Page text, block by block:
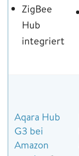
ZigBee
Hub
integriert
Aqara ‎Hub
G3 bei
Amazon